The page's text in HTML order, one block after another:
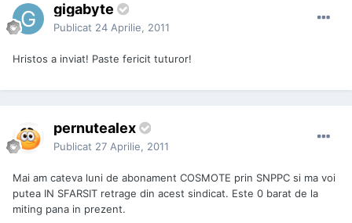
gigabyte
Publicat 24 Aprilie, 2011
Hristos a inviat! Paste fericit tuturor!
pernutealex
Publicat 27 Aprilie, 2011
Mai am cateva luni de abonament COSMOTE prin SNPPC si ma voi
putea IN SFARSIT retrage din acest sindicat. Este 0 barat de la
miting pana in prezent.